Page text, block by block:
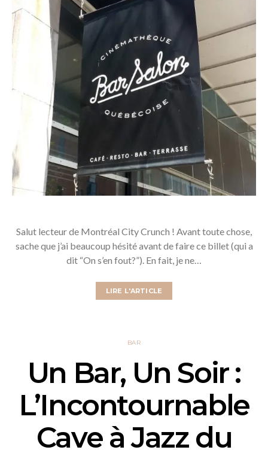
Salut lecteur de Montréal City Crunch ! Avant toute chose,
sache que j’ai beaucoup hésité avant de faire ce billet (qui a
dit “On s’en fout?”). En fait, je ne…
LIRE L'ARTICLE
BAR
Un Bar, Un Soir :
L’Incontournable
Cave à Jazz du